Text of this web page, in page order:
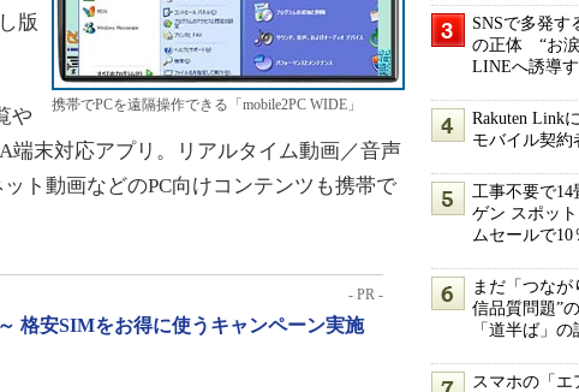
携帯でPCを遠隔操作できる「mobile2PC WIDE」
版
や
端末対応アプリ。リアルタイム動画／音声
ト動画などのPC向けコンテンツも携帯で
- PR -
格安SIMをお得に使うキャンペーン実施
SNSで多発す
の正体 “お涙
LINEへ誘導
Rakuten Link
モバイル契約
工事不要で
ゲン スポッ
ムセールで10
まだ「つなが
信品質問題”
「道半ば」
スマホの「エ